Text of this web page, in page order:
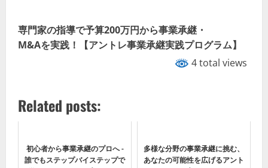
専門家の指導で予算200万円から事業承継・
M&Aを実践！【アントレ事業承継実践プログラム】
4 total views
Related posts:
初心者から事業承継のプロへ -
誰でもステップバイステップで
多様な分野の事業承継に挑む、
あなたの可能性を広げるアント